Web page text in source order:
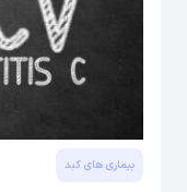
بیماری های کبد